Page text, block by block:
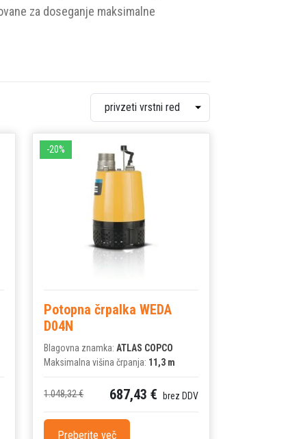
za doseganje maksimalne
Potopna črpalka WEDA
D04N
Blagovna znamka:ATLAS COPCO
Maksimalna višina črpanja: 11,3 m
1.048,32 € 687,43 € brez DDV
Preberite več
-20%